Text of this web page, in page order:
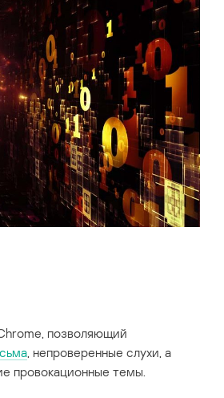
позволяющий
, непроверенные слухи, а
провокационные темы.